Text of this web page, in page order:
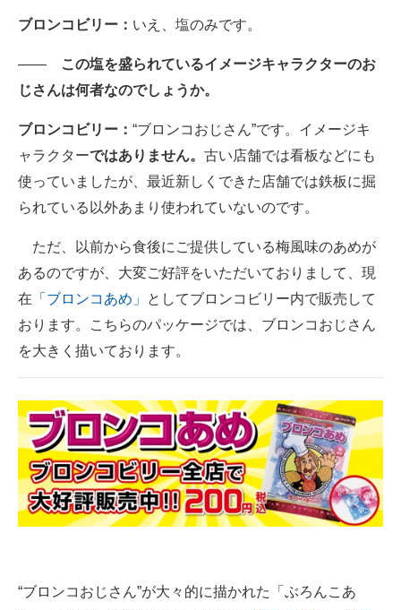
ブロンコビリー： いえ、塩のみです。
――
この塩を盛られているイメージキャラクターのお
じさんは何者なのでしょうか。
ブロンコビリー： “ブロンコおじさん”です。イメージキ
ャラクターではありません。 古い店舗では看板などにも
使っていましたが、最近新しくできた店舗では鉄板に掘
られている以外あまり使われていないのです。
ただ、以前から食後にご提供している梅風味のあめが
あるのですが、大変ご好評をいただいておりまして、現
在 「ブロンコあめ」
としてブロンコビリー内で販売して
おります。こちらのパッケージでは、ブロンコおじさん
を大きく描いております。
“ブロンコおじさん”が大々的に描かれた「ぶろんこあ